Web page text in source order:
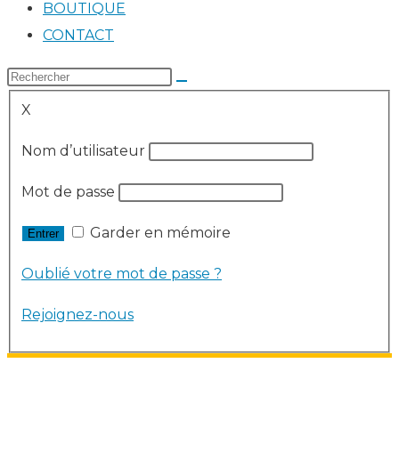
BOUTIQUE
CONTACT
X
Nom d’utilisateur
Mot de passe
Garder en mémoire
Oublié votre mot de passe ?
Rejoignez-nous